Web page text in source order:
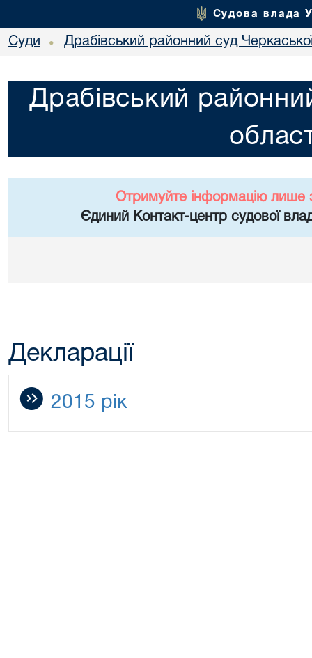
Судова влада
Суди • Драбівський районний суд
Драбівський
Отримуйте інформацію лише
Єдиний Контакт-центр судової
Декларації
2015 рік